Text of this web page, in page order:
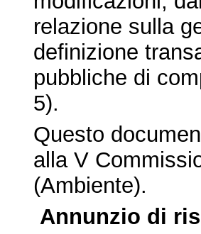
relazione sulla
definizione
pubbliche di
5).
Questo
alla V
(Ambiente).
Annunzio di